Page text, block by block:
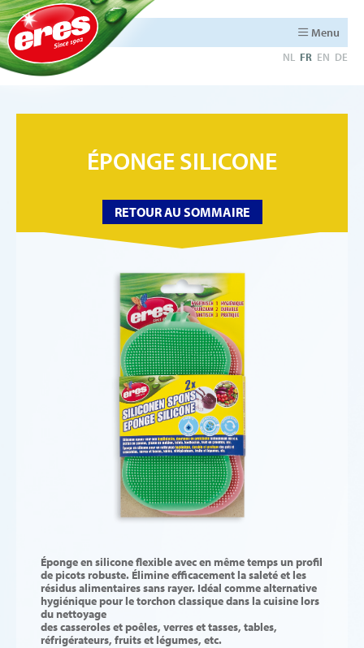
Menu
NL FR EN DE
ÉPONGE SILICONE
RETOUR AU SOMMAIRE
Éponge en silicone flexible avec en même temps un profil
de picots robuste. Élimine efficacement la saleté et les
résidus alimentaires sans rayer. Idéal comme alternative
hygiénique pour le torchon classique dans la cuisine lors
du nettoyage
des casseroles et poêles, verres et tasses, tables,
réfrigérateurs, fruits et légumes, etc.